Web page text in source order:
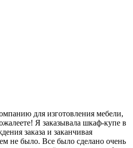
для изготовления мебели,
Я заказывала шкаф-купе в
заказа и заканчивая
не было. Все было сделано очень